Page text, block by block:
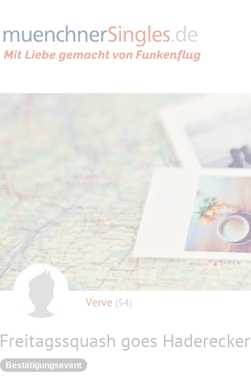
Verve (54)
Freitagssquash goes Haderecker
Bestätigungsevent